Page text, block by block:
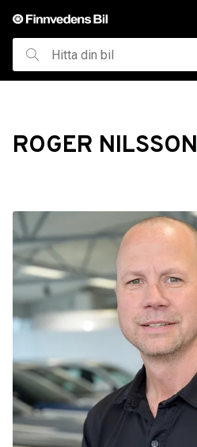
huvudinnehållet
Hitta
din
ROGER NILSSON